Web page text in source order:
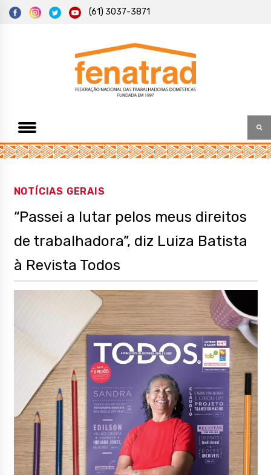
(61) 3037-3871
Fenatrad
Federação Nacional das Trabalhadoras Domésticas
NOTÍCIAS GERAIS
“Passei a lutar pelos meus direitos
de trabalhadora”, diz Luiza Batista
à Revista Todos